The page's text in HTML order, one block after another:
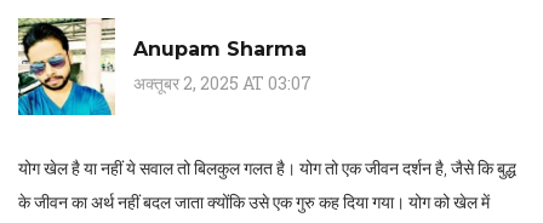
Anupam Sharma
अक्तूबर 2, 2025 AT 03:07
योग खेल है या नहीं ये सवाल तो बिलकुल गलत है। योग तो एक जीवन दर्शन है, जैसे कि बुद्ध
के जीवन का अर्थ नहीं बदल जाता क्योंकि उसे एक गुरु कह दिया गया। योग को खेल में